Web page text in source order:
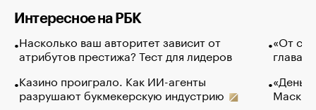
Интересное на РБК
Насколько ваш авторитет зависит от
атрибутов престижа? Тест для лидеров
Казино проиграло. Как ИИ-агенты
разрушают букмекерскую индустрию
«От
глава
Маск в